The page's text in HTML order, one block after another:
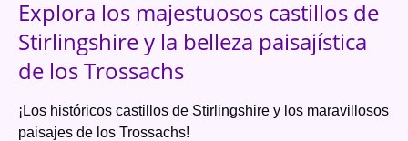
Explora los majestuosos castillos de
Stirlingshire y la belleza paisajística
de los Trossachs
¡Los históricos castillos de Stirlingshire y los maravillosos
paisajes de los Trossachs!